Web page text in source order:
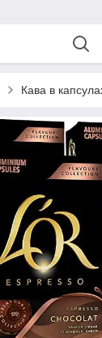
Кава в